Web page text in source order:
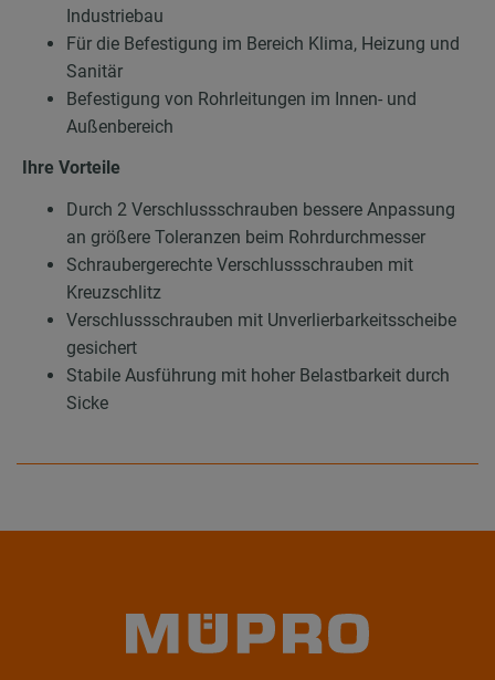
Industriebau
Für die Befestigung im Bereich Klima, Heizung und
Sanitär
Befestigung von Rohrleitungen im Innen- und
Außenbereich
Ihre Vorteile
Durch 2 Verschlussschrauben bessere Anpassung
an größere Toleranzen beim Rohrdurchmesser
Schraubergerechte Verschlussschrauben mit
Kreuzschlitz
Verschlussschrauben mit Unverlierbarkeitsscheibe
gesichert
Stabile Ausführung mit hoher Belastbarkeit durch
Sicke